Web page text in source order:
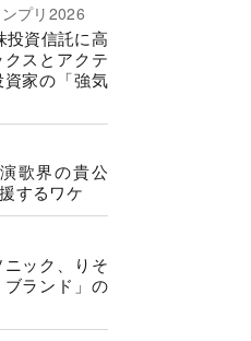
プリ2026
投資信託に高
スとアクテ
家の「強気
歌界の貴公
するワケ
ック、りそ
ランド」の